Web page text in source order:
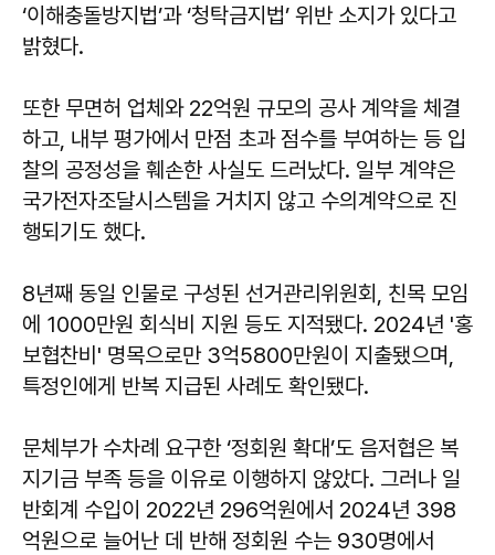
‘이해충돌방지법’과 ‘청탁금지법’ 위반 소지가 있다고
밝혔다.
또한 무면허 업체와 22억원 규모의 공사 계약을 체결
하고, 내부 평가에서 만점 초과 점수를 부여하는 등 입
찰의 공정성을 훼손한 사실도 드러났다. 일부 계약은
국가전자조달시스템을 거치지 않고 수의계약으로 진
행되기도 했다.
8년째 동일 인물로 구성된 선거관리위원회, 친목 모임
에 1000만원 회식비 지원 등도 지적됐다. 2024년 '홍
보협찬비' 명목으로만 3억5800만원이 지출됐으며,
특정인에게 반복 지급된 사례도 확인됐다.
문체부가 수차례 요구한 ‘정회원 확대’도 음저협은 복
지기금 부족 등을 이유로 이행하지 않았다. 그러나 일
반회계 수입이 2022년 296억원에서 2024년 398
억원으로 늘어난 데 반해 정회원 수는 930명에서